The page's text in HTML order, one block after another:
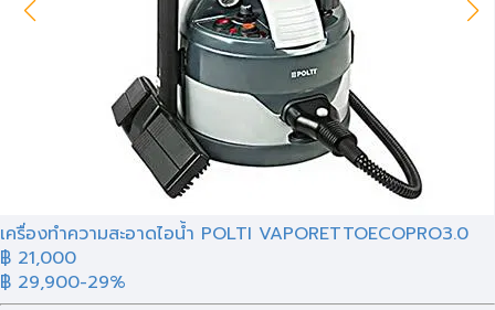
เครื่องทำความสะอาดไอน้ำ POLTI VAPORETTOECOPRO3.0
฿ 21,000
฿ 29,900-29%